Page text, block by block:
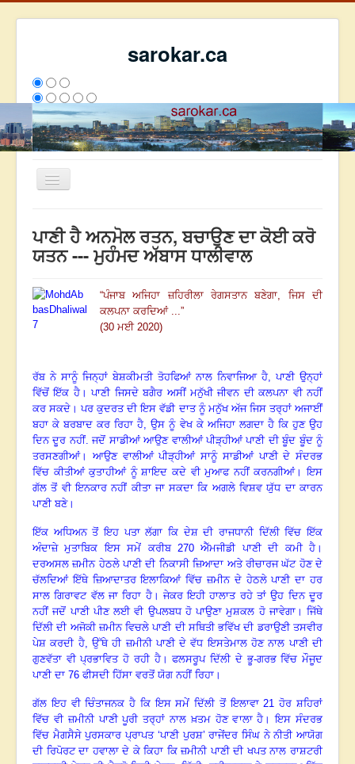
sarokar.ca
Toggle
ਰਚਨਾਵਾਂ
ਸੰਪਰਕ
We have 137 guests and no members online
ਪਾਣੀ ਹੈ ਅਨਮੋਲ ਰਤਨ, ਬਚਾਉਣ ਦਾ ਕੋਈ ਕਰੋ
ਯਤਨ --- ਮੁਹੰਮਦ ਅੱਬਾਸ ਧਾਲੀਵਾਲ
“ਪੰਜਾਬ ਅਜਿਹਾ ਜ਼ਹਿਰੀਲਾ ਰੇਗਸਤਾਨ ਬਣੇਗਾ, ਜਿਸ ਦੀ
ਕਲਪਨਾ ਕਰਦਿਆਂ ...”
(30 ਮਈ 2020)
ਰੱਬ ਨੇ ਸਾਨੂੰ ਜਿਨ੍ਹਾਂ ਬੇਸ਼ਕੀਮਤੀ ਤੋਹਫਿਆਂ ਨਾਲ ਨਿਵਾਜਿਆ ਹੈ, ਪਾਣੀ ਉਨ੍ਹਾਂ
ਵਿੱਚੋਂ ਇੱਕ ਹੈ।ਪਾਣੀ ਜਿਸਦੇ ਬਗੈਰ ਅਸੀਂ ਮਨੁੱਖੀ ਜੀਵਨ ਦੀ ਕਲਪਨਾ ਵੀ ਨਹੀਂ
ਕਰ ਸਕਦੇ ।ਪਰ ਕੁਦਰਤ ਦੀ ਇਸ ਵੱਡੀ ਦਾਤ ਨੂੰ ਮਨੁੱਖ ਅੱਜ ਜਿਸ ਤਰ੍ਹਾਂ ਅਜਾਈਂ
ਬਹਾ ਕੇ ਬਰਬਾਦ ਕਰ ਰਿਹਾ ਹੈ, ਉਸ ਨੂੰ ਵੇਖ ਕੇ ਅਜਿਹਾ ਲਗਦਾ ਹੈ ਕਿ ਹੁਣ ਉਹ
ਦਿਨ ਦੂਰ ਨਹੀਂ. ਜਦੋਂ ਸਾਡੀਆਂ ਆਉਣ ਵਾਲੀਆਂ ਪੀੜ੍ਹੀਆਂ ਪਾਣੀ ਦੀ ਬੂੰਦ ਬੂੰਦ ਨੂੰ
ਤਰਸਣਗੀਆਂ। ਆਉਣ ਵਾਲੀਆਂ ਪੀੜ੍ਹੀਆਂ ਸਾਨੂੰ ਸਾਡੀਆਂ ਪਾਣੀ ਦੇ ਸੰਦਰਭ
ਵਿੱਚ ਕੀਤੀਆਂ ਕੁਤਾਹੀਆਂ ਨੂੰ ਸ਼ਾਇਦ ਕਦੇ ਵੀ ਮੁਆਫ ਨਹੀਂ ਕਰਨਗੀਆਂ।ਇਸ
ਗੱਲ ਤੋਂ ਵੀ ਇਨਕਾਰ ਨਹੀਂ ਕੀਤਾ ਜਾ ਸਕਦਾ ਕਿ ਅਗਲੇ ਵਿਸ਼ਵ ਯੁੱਧ ਦਾ ਕਾਰਨ
ਪਾਣੀ ਬਣੇ।
ਇੱਕ ਅਧਿਅਨ ਤੋਂ ਇਹ ਪਤਾ ਲੱਗਾ ਕਿ ਦੇਸ਼ ਦੀ ਰਾਜਧਾਨੀ ਦਿੱਲੀ ਵਿੱਚ ਇੱਕ
ਅੰਦਾਜ਼ੇ ਮੁਤਾਬਿਕ ਇਸ ਸਮੇਂ ਕਰੀਬ 270 ਐੱਮਜੀਡੀ ਪਾਣੀ ਦੀ ਕਮੀ ਹੈ ।
ਦਰਅਸਲ ਜ਼ਮੀਨ ਹੇਠਲੇ ਪਾਣੀ ਦੀ ਨਿਕਾਸੀ ਜ਼ਿਆਦਾ ਅਤੇ ਰੀਚਾਰਜ ਘੱਟ ਹੋਣ ਦੇ
ਚੱਲਦਿਆਂ ਇੱਥੇ ਜ਼ਿਆਦਾਤਰ ਇਲਾਕਿਆਂ ਵਿੱਚ ਜ਼ਮੀਨ ਦੇ ਹੇਠਲੇ ਪਾਣੀ ਦਾ ਹਰ
ਸਾਲ ਗਿਰਾਵਟ ਵੱਲ ਜਾ ਰਿਹਾ ਹੈ। ਜੇਕਰ ਇਹੀ ਹਾਲਾਤ ਰਹੇ ਤਾਂ ਉਹ ਦਿਨ ਦੂਰ
ਨਹੀਂ ਜਦੋਂ ਪਾਣੀ ਪੀਣ ਲਈ ਵੀ ਉਪਲਬਧ ਹੋ ਪਾਉਣਾ ਮੁਸ਼ਕਲ ਹੋ ਜਾਵੇਗਾ। ਜਿੱਥੇ
ਦਿੱਲੀ ਦੀ ਅਜੋਕੀ ਜ਼ਮੀਨ ਵਿਚਲੇ ਪਾਣੀ ਦੀ ਸਥਿਤੀ ਭਵਿੱਖ ਦੀ ਡਰਾਉਣੀ ਤਸਵੀਰ
ਪੇਸ਼ ਕਰਦੀ ਹੈ, ਉੱਥੇ ਹੀ ਜ਼ਮੀਨੀ ਪਾਣੀ ਦੇ ਵੱਧ ਇਸਤੇਮਾਲ ਹੋਣ ਨਾਲ ਪਾਣੀ ਦੀ
ਗੁਣਵੱਤਾ ਵੀ ਪ੍ਰਭਾਵਿਤ ਹੋ ਰਹੀ ਹੈ। ਫਲਸਰੂਪ ਦਿੱਲੀ ਦੇ ਭੂ-ਗਰਭ ਵਿੱਚ ਮੌਜੂਦ
ਪਾਣੀ ਦਾ 76 ਫੀਸਦੀ ਹਿੱਸਾ ਵਰਤੋਂ ਯੋਗ ਨਹੀਂ ਰਿਹਾ ।
ਗੱਲ ਇਹ ਵੀ ਚਿੰਤਾਜਨਕ ਹੈ ਕਿ ਇਸ ਸਮੇਂ ਦਿੱਲੀ ਤੋਂ ਇਲਾਵਾ21 ਹੋਰ ਸ਼ਹਿਰਾਂ
ਵਿੱਚ ਵੀ ਜ਼ਮੀਨੀ ਪਾਣੀ ਪੂਰੀ ਤਰ੍ਹਾਂ ਨਾਲ ਖ਼ਤਮ ਹੋਣ ਵਾਲਾ ਹੈ ।ਇਸ ਸੰਦਰਭ
ਵਿੱਚ ਮੈਗਸੈਸੇ ਪੁਰਸਕਾਰ ਪ੍ਰਾਪਤ ‘ਪਾਣੀ ਪੁਰਸ਼’ ਰਾਜੇਂਦਰ ਸਿੰਘ ਨੇ ਨੀਤੀ ਆਯੋਗ
ਦੀ ਰਿਪੋਰਟ ਦਾ ਹਵਾਲਾ ਦੇ ਕੇ ਕਿਹਾ ਕਿ ਜ਼ਮੀਨੀ ਪਾਣੀ ਦੀ ਖਪਤ ਨਾਲ ਰਾਸ਼ਟਰੀ